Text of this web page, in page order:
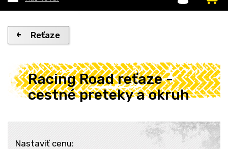
Reťaze
Racing Road reťaze -
cestné preteky a okruh
Nastaviť cenu: